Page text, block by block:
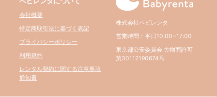
会社概要
特定商取引法に基づく表記
プライバシーポリシー
利用規約
レンタル契約に関する注意事項
通知書
株式会社ベビレンタ
営業時間：平日10:00~17:00
東京都公安委員会 古物商許可
第30112190674号